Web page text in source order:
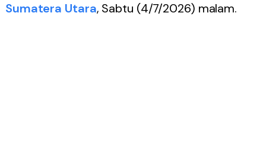
Sumatera Utara, Sabtu (4/7/2026) malam.